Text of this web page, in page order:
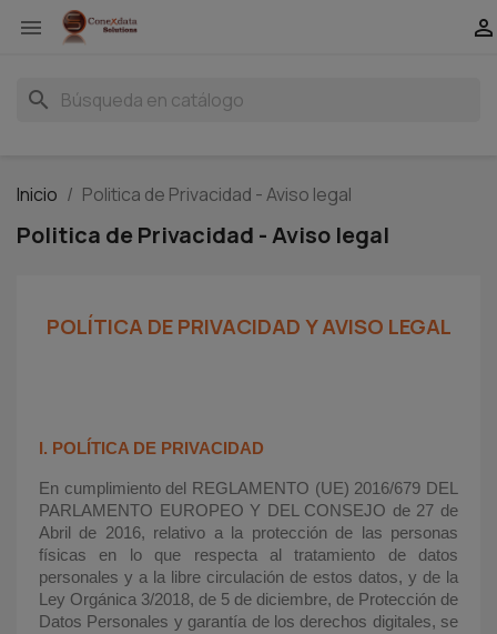
 
search
Inicio Politica de Privacidad - Aviso legal
Politica de Privacidad - Aviso legal
POLÍTICA DE PRIVACIDAD Y AVISO LEGAL
I. POLÍTICA DE PRIVACIDAD
En cumplimiento del REGLAMENTO (UE) 2016/679 DEL
PARLAMENTO EUROPEO Y DEL CONSEJO de 27 de
Abril de 2016, relativo a la protección de las personas
físicas en lo que respecta al tratamiento de datos
personales y a la libre circulación de estos datos, y de la
Ley Orgánica 3/2018, de 5 de diciembre, de Protección de
Datos Personales y garantía de los derechos digitales, se